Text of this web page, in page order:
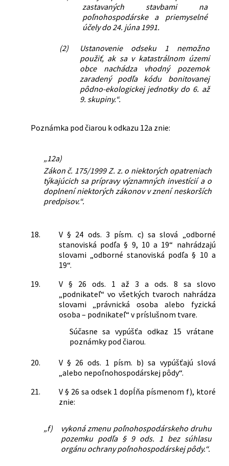
zastavaných stavbami na
poľnohospodárske a priemyselné
účely do 24. júna 1991.
(2)
Ustanovenie odseku 1 nemožno
použiť, ak sa v katastrálnom území
obce nachádza vhodný pozemok
zaradený podľa kódu bonitovanej
pôdno-ekologickej jednotky do 6. až
9. skupiny.“.
Poznámka pod čiarou k odkazu 12a znie:
„12a)
Zákon č. 175/1999 Z. z. o niektorých opatreniach
týkajúcich sa prípravy významných investícií a o
doplnení niektorých zákonov v znení neskorších
predpisov.“.
18.
V § 24 ods. 3 písm. c) sa slová „odborné
stanoviská podľa § 9, 10 a 19“ nahrádzajú
slovami „odborné stanoviská podľa § 10 a
19“.
19.
V § 26 ods. 1 až 3 a ods. 8 sa slovo
„podnikateľ“ vo všetkých tvaroch nahrádza
slovami „právnická osoba alebo fyzická
osoba – podnikateľ“ v príslušnom tvare.
Súčasne sa vypúšťa odkaz 15 vrátane
poznámky pod čiarou.
20.
V § 26 ods. 1 písm. b) sa vypúšťajú slová
„alebo nepoľnohospodárskej pôdy“.
21.
V § 26 sa odsek 1 dopĺňa písmenom f), ktoré
znie:
„f)
vykoná zmenu poľnohospodárskeho druhu
pozemku podľa § 9 ods. 1 bez súhlasu
orgánu ochrany poľnohospodárskej pôdy.“.